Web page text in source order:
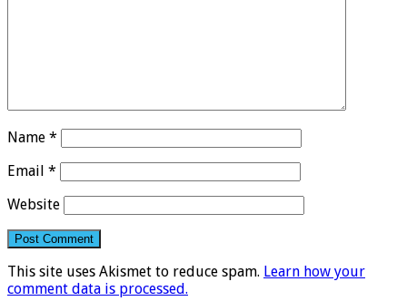
Name *
Email *
Website
This site uses Akismet to reduce spam. Learn how your
comment data is processed.